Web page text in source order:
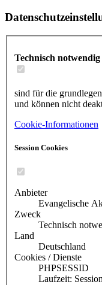
Technisch notwendig
sind für die
und können nicht
Cookie-Informationen
Session Cookies
Anbieter
Evangelische
Zweck
Technisch
Land
Deutschland
Cookies / Dienste
PHPSESSID
Laufzeit: Session